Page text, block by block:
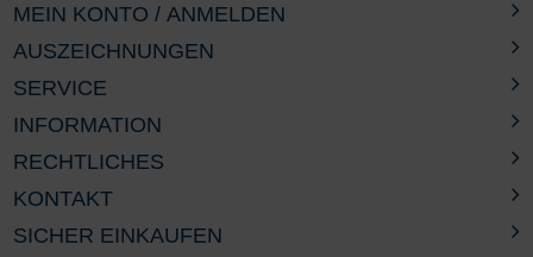
AUSZEICHNUNGEN
SERVICE
INFORMATION
RECHTLICHES
MEIN KONTO / ANMELDEN
KONTAKT
SICHER EINKAUFEN